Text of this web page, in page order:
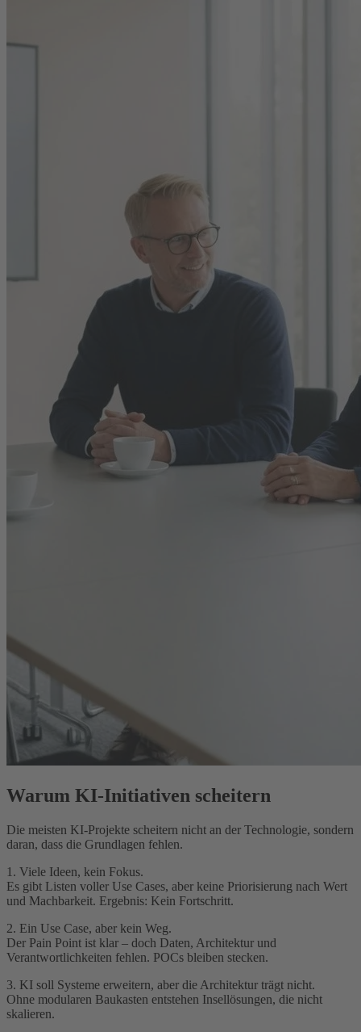
Warum KI‑Initiativen scheitern
Die meisten KI‑Projekte scheitern nicht an der Technologie, sondern
daran, dass die Grundlagen fehlen.
1. Viele Ideen, kein Fokus.
Es gibt Listen voller Use Cases, aber keine Priorisierung nach Wert
und Machbarkeit. Ergebnis: Kein Fortschritt.
2. Ein Use Case, aber kein Weg.
Der Pain Point ist klar – doch Daten, Architektur und
Verantwortlichkeiten fehlen. POCs bleiben stecken.
3. KI soll Systeme erweitern, aber die Architektur trägt nicht.
Ohne modularen Baukasten entstehen Insellösungen, die nicht
skalieren.